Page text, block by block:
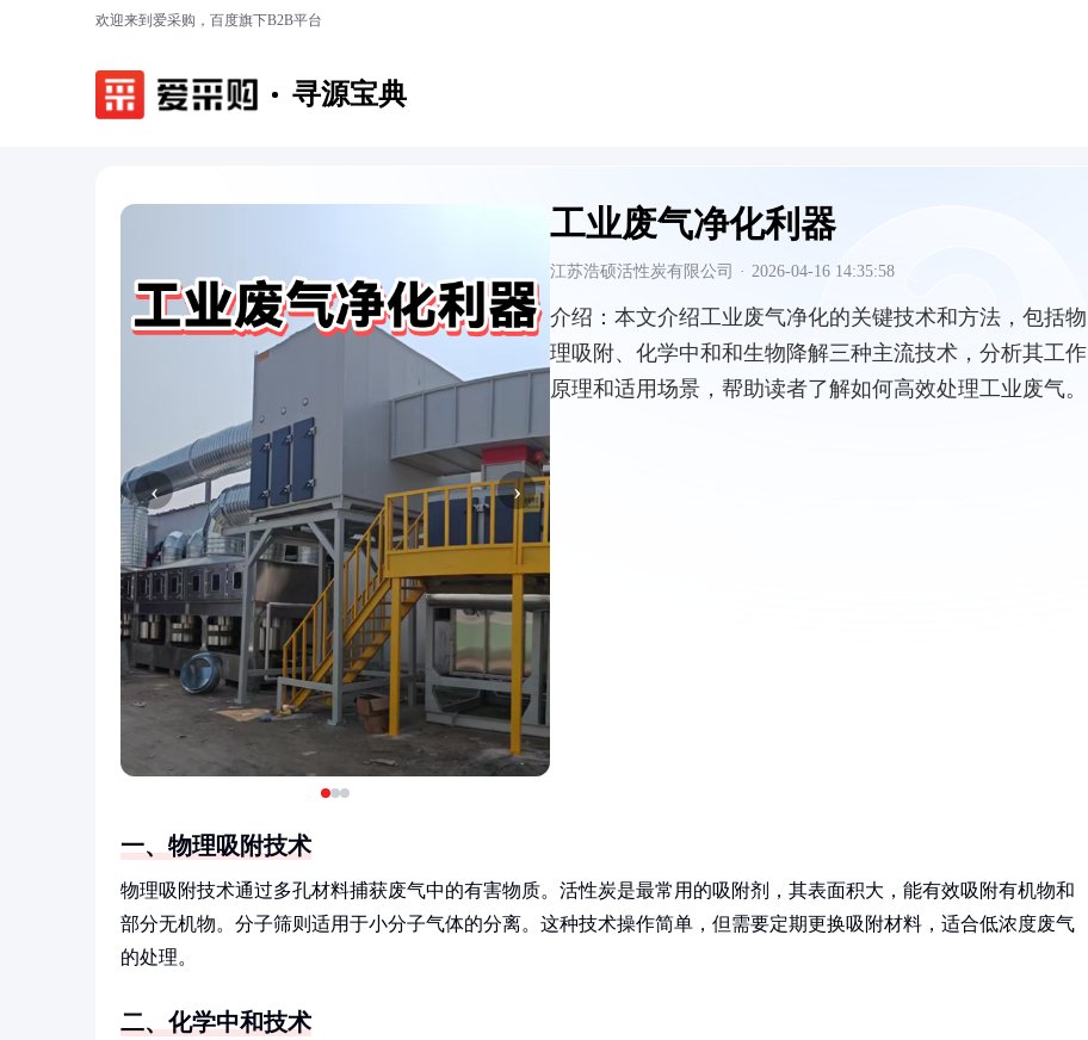
欢迎来到爱采购，百度旗下B2B平台
寻源宝典
‹ ›
工业废气净化利器
江苏浩硕活性炭有限公司 · 2026-04-16 14:35:58
介绍： 本文介绍工业废气净化的关键技术和方法，包括物
理吸附、化学中和和生物降解三种主流技术，分析其工作
原理和适用场景，帮助读者了解如何高效处理工业废气。
一、物理吸附技术
物理吸附技术通过多孔材料捕获废气中的有害物质。活性炭是最常用的吸附剂，其表面积大，能有效吸附有机物和
部分无机物。分子筛则适用于小分子气体的分离。这种技术操作简单，但需要定期更换吸附材料，适合低浓度废气
的处理。
二、化学中和技术